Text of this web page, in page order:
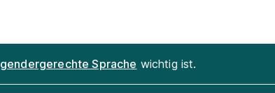
gendergerechte Sprache wichtig ist.